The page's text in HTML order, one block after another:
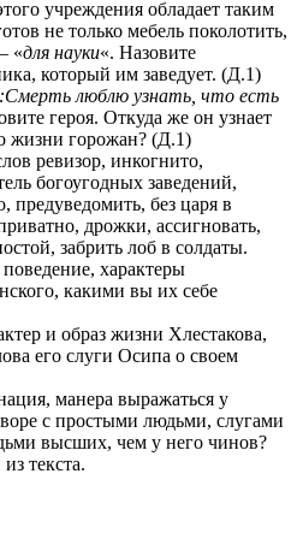
учреждения обладает таким
не только мебель поколотить,
«для науки«. Назовите
который им заведует. (Д.1)
люблю узнать, что есть
героя. Откуда же он узнает
жизни горожан? (Д.1)
ревизор, инкогнито,
богоугодных заведений,
предуведомить, без царя в
дрожки, ассигновать,
забрить лоб в солдаты.
характеры
какими вы их себе
и образ жизни Хлестакова,
его слуги Осипа о своем
манера выражаться у
с простыми людьми, слугами
высших, чем у него чинов?
текста.